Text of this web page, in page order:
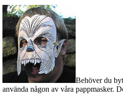
Behöver du
använda någon av våra pappmasker.